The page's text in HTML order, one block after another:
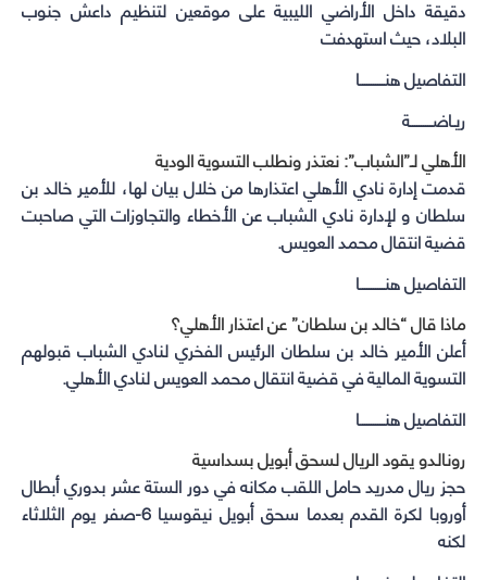
دقيقة داخل الأراضي الليبية على موقعين لتنظيم داعش جنوب
البلاد، حيث استهدفت
التفاصيل هنـــــــــــا
ريـاضــــــــــة
الأهلي لـ”الشباب”: نعتذر ونطلب التسوية الودية
قدمت إدارة نادي الأهلي اعتذارها من خلال بيان لها، للأمير خالد بن
سلطان و لإدارة نادي الشباب عن الأخطاء والتجاوزات التي صاحبت
قضية انتقال محمد العويس.
التفاصيل هنـــــــــــا
ماذا قال “خالد بن سلطان” عن اعتذار الأهلي؟
أعلن الأمير خالد بن سلطان الرئيس الفخري لنادي الشباب قبولهم
التسوية المالية في قضية انتقال محمد العويس لنادي الأهلي.
التفاصيل هنـــــــــــا
رونالدو يقود الريال لسحق أبويل بسداسية
حجز ريال مدريد حامل اللقب مكانه في دور الستة عشر بدوري أبطال
أوروبا لكرة القدم بعدما سحق أبويل نيقوسيا 6-صفر يوم الثلاثاء
لكنه